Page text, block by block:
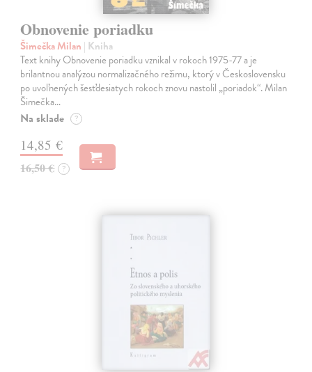
Obnovenie poriadku
Šimečka Milan | Kniha
Text knihy Obnovenie poriadku vznikal v rokoch 1975-77 a je
brilantnou analýzou normalizačného režimu, ktorý v Československu
po uvoľnených šesťdesiatych rokoch znovu nastolil „poriadok“. Milan
Šimečka…
Na sklade ?
14,85 €
16,50 € ?